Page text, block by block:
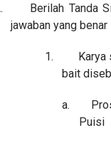
Berilah Tanda
jawaban yang benar
1.
Karya
bait
a.